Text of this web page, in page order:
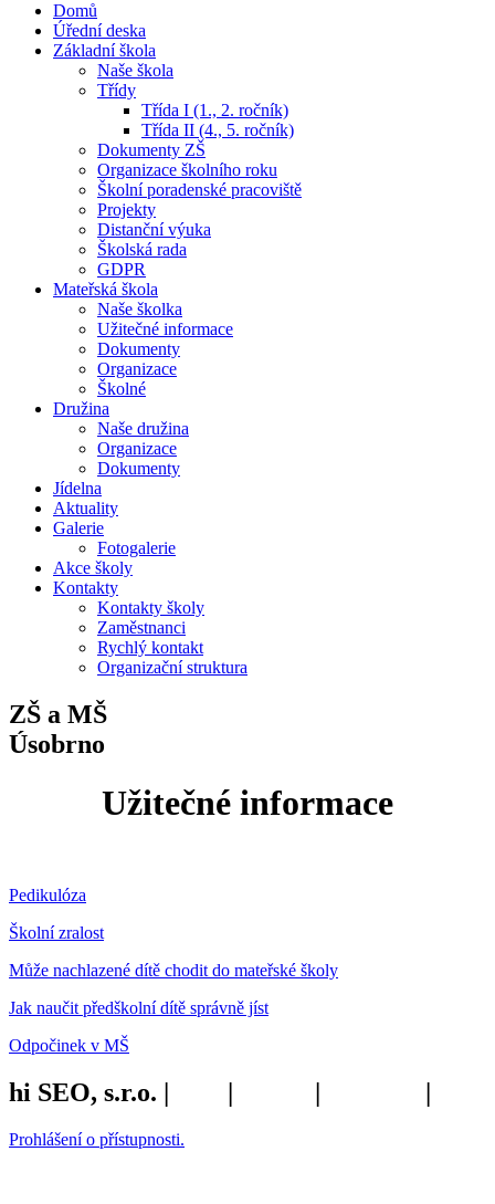
Domů
Úřední deska
Základní škola
Naše škola
Třídy
Třída I (1., 2. ročník)
Třída II (4., 5. ročník)
Dokumenty ZŠ
Organizace školního roku
Školní poradenské pracoviště
Projekty
Distanční výuka
Školská rada
GDPR
Mateřská škola
Naše školka
Užitečné informace
Dokumenty
Organizace
Školné
Družina
Naše družina
Organizace
Dokumenty
Jídelna
Aktuality
Galerie
Fotogalerie
Akce školy
Kontakty
Kontakty školy
Zaměstnanci
Rychlý kontakt
Organizační struktura
ZŠ a MŠ
Úsobrno
Užitečné informace
Pedikulóza
Školní zralost
Může nachlazené dítě chodit do mateřské školy
Jak naučit předškolní dítě správně jíst
Odpočinek v MŠ
hi SEO, s.r.o. | | | |
Prohlášení o přístupnosti.